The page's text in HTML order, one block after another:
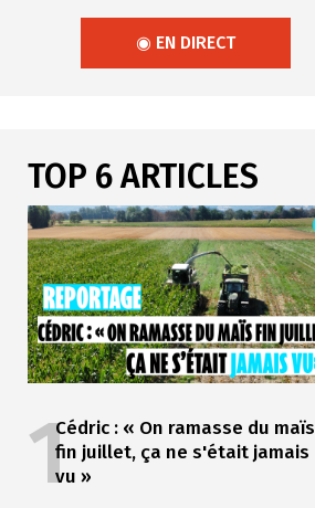
◉ EN DIRECT
TOP 6 ARTICLES
1Cédric : « On ramasse du maïs
fin juillet, ça ne s'était jamais
vu »